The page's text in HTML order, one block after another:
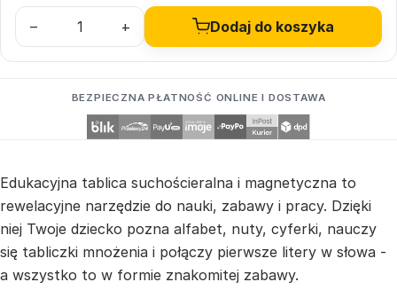
– + Dodaj do koszyka
BEZPIECZNA PŁATNOŚĆ ONLINE I DOSTAWA
Edukacyjna tablica suchościeralna i magnetyczna to
rewelacyjne narzędzie do nauki, zabawy i pracy. Dzięki
niej Twoje dziecko pozna alfabet, nuty, cyferki, nauczy
się tabliczki mnożenia i połączy pierwsze litery w słowa -
a wszystko to w formie znakomitej zabawy.